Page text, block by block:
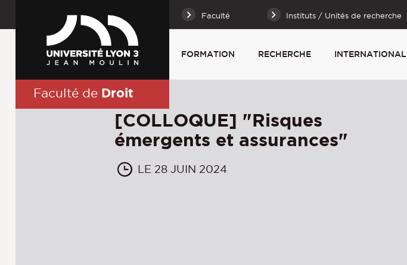
Faculté Instituts / Unités de recherche
FORMATION RECHERCHE INTERNATIONAL
Faculté de Droit
[COLLOQUE] "Risques
émergents et assurances"
LE 28 JUIN 2024